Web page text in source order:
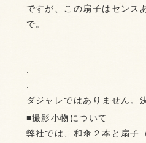
ですが、この扇子はセンス
で。
ダジャレではありません。
■撮影小物について
弊社では、和傘２本と扇子